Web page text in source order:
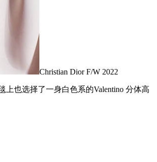
Christian Dior F/W 2022
也选择了一身白色系的Valentino 分体高